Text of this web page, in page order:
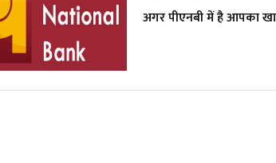
अगर पीएनबी में है आपका